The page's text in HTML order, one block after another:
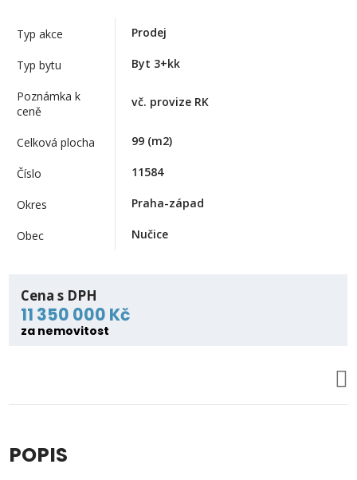
Typ akce Prodej
Typ bytu Byt 3+kk
Poznámka k
ceně
vč. provize RK
Celková plocha 99 (m2)
Číslo 11584
Okres Praha-západ
Obec Nučice
Cena s DPH
11 350 000 Kč
za nemovitost
POPIS